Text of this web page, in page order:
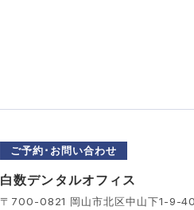
ご予約･お問い合わせ
白数デンタルオフィス
〒700-0821 岡山市北区中山下1-9-